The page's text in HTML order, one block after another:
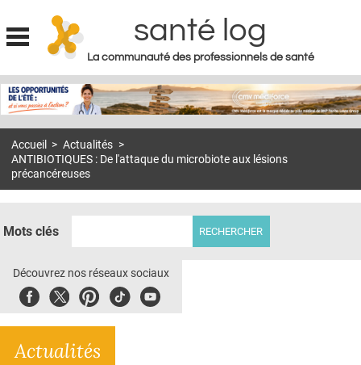
Jump to navigation
santé log
La communauté des professionnels de santé
MON COMPTE
S'ABONNER À LA REVUE SOIN À DOMICILE
E-REVUE SAD
THÉMA
Accueil > Actualités >
ANTIBIOTIQUES : De l'attaque du microbiote aux lésions
précancéreuses
Mots clés
Découvrez nos réseaux sociaux
FacebookTwitterPinterest
TiktokYoubute
Actualités